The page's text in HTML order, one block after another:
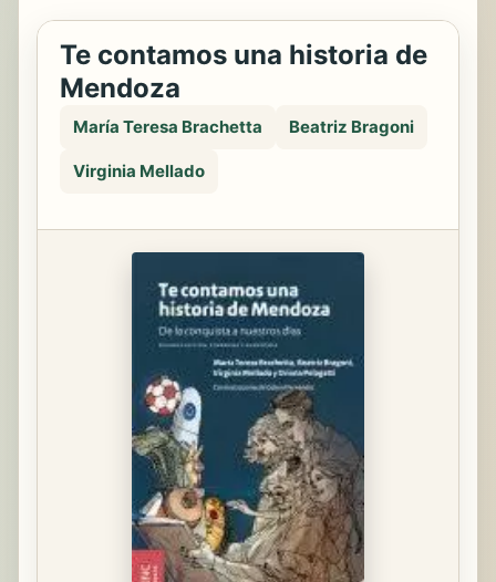
Te contamos una historia de
Mendoza
María Teresa Brachetta Beatriz Bragoni
Virginia Mellado